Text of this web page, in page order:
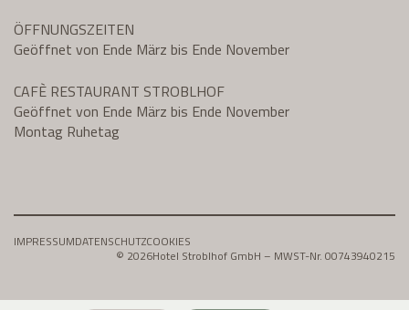
ÖFFNUNGSZEITEN
Geöffnet von Ende März bis Ende November
CAFÈ RESTAURANT STROBLHOF
Geöffnet von Ende März bis Ende November
Montag Ruhetag
IMPRESSUMDATENSCHUTZCOOKIES
© 2026Hotel Stroblhof GmbH – MWST-Nr. 00743940215